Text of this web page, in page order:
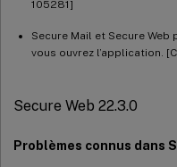
105281]
Secure Mail et Secure
vous ouvrez l’application.
Secure Web 22.3.0
Problèmes connus dans